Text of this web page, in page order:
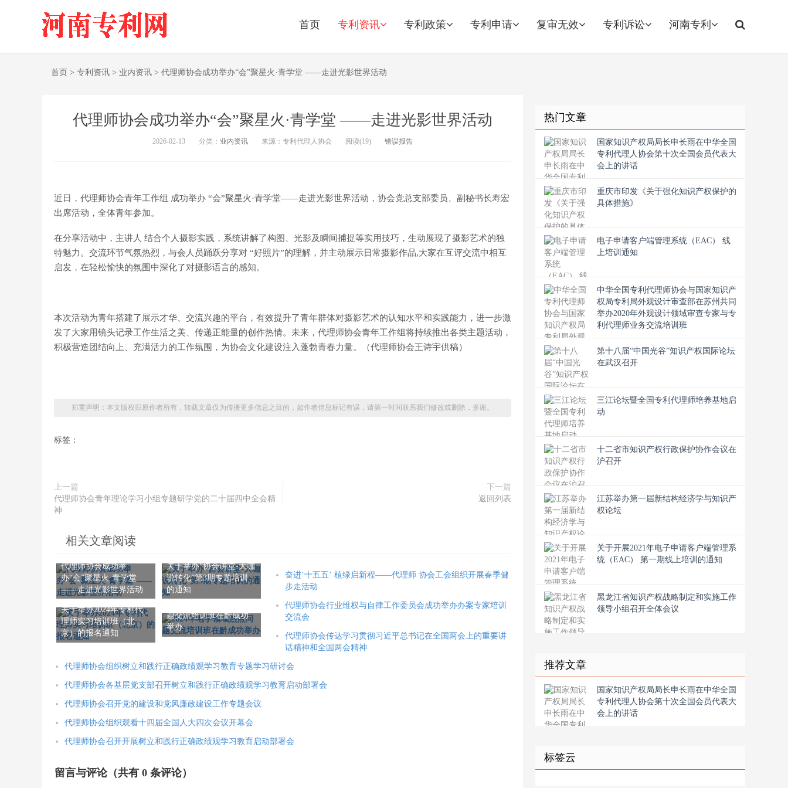
首页 专利资讯 专利政策 专利申请 复审无效 专利诉讼 河南专利
首页 > 专利资讯 > 业内资讯 > 代理师协会成功举办“会”聚星火·青学堂 ——走进光影世界活动
代理师协会成功举办“会”聚星火·青学堂 ——走进光影世界活动
2026-02-13 分类： 业内资讯 来源：专利代理人协会 阅读(19) 错误报告
近日，代理师协会青年工作组 成功举办 “会”聚星火·青学堂——走进光影世界活动，协会党总支部委员、副秘书长寿宏
出席活动，全体青年参加。
在分享活动中，主讲人 结合个人摄影实践，系统讲解了构图、光影及瞬间捕捉等实用技巧，生动展现了摄影艺术的独
特魅力。交流环节气氛热烈，与会人员踊跃分享对 “好照片”的理解，并主动展示日常摄影作品,大家在互评交流中相互
启发，在轻松愉快的氛围中深化了对摄影语言的感知。
本次活动为青年搭建了展示才华、交流兴趣的平台，有效提升了青年群体对摄影艺术的认知水平和实践能力，进一步激
发了大家用镜头记录工作生活之美、传递正能量的创作热情。未来，代理师协会青年工作组将持续推出各类主题活动，
积极营造团结向上、充满活力的工作氛围，为协会文化建设注入蓬勃青春力量。（代理师协会王诗宇供稿）
郑重声明：本文版权归原作者所有，转载文章仅为传播更多信息之目的，如作者信息标记有误，请第一时间联系我们修改或删除，多谢。
标签：
上一篇
代理师协会青年理论学习小组专题研学党的二十届四中全会精
神
下一篇
返回列表
相关文章阅读
代理师协会成功举
办“会”聚星火·青学堂
——走进光影世界活动
关于举办“协会讲堂-大咖
说转化”第3期专题培训
的通知
关于举办2024年专利代
理师实习培训班（北
京）的报名通知
题交流培训班在黔成功
举办
奋进‘十五五’ 植绿启新程——代理师 协会工会组织开展春季健
步走活动
代理师协会行业维权与自律工作委员会成功举办办案专家培训
交流会
代理师协会传达学习贯彻习近平总书记在全国两会上的重要讲
话精神和全国两会精神
代理师协会组织树立和践行正确政绩观学习教育专题学习研讨会
代理师协会各基层党支部召开树立和践行正确政绩观学习教育启动部署会
代理师协会召开党的建设和党风廉政建设工作专题会议
代理师协会组织观看十四届全国人大四次会议开幕会
代理师协会召开开展树立和践行正确政绩观学习教育启动部署会
留言与评论（共有 0 条评论）
热门文章
国家知识产权局局长申长雨在中华全国
专利代理人协会第十次全国会员代表大
会上的讲话
重庆市印发《关于强化知识产权保护的
具体措施》
电子申请客户端管理系统（EAC） 线
上培训通知
中华全国专利代理师协会与国家知识产
权局专利局外观设计审查部在苏州共同
举办2020年外观设计领域审查专家与专
利代理师业务交流培训班
第十八届“中国光谷”知识产权国际论坛
在武汉召开
三江论坛暨全国专利代理师培养基地启
动
十二省市知识产权行政保护协作会议在
沪召开
江苏举办第一届新结构经济学与知识产
权论坛
关于开展2021年电子申请客户端管理系
统（EAC） 第一期线上培训的通知
黑龙江省知识产权战略制定和实施工作
领导小组召开全体会议
推荐文章
国家知识产权局局长申长雨在中华全国
专利代理人协会第十次全国会员代表大
会上的讲话
标签云